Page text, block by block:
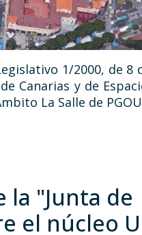
1/2000, de 8
Canarias y de
La Salle de
"Junta de
el núcleo